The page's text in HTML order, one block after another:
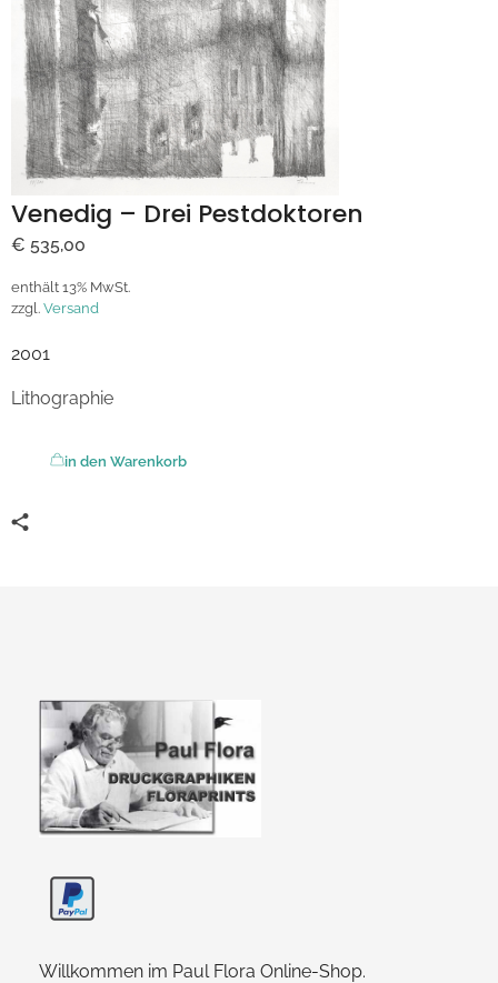
Venedig – Drei Pestdoktoren
€ 535,00
enthält 13% MwSt.
zzgl. Versand
2001
Lithographie
in den Warenkorb
Willkommen im Paul Flora Online-Shop.